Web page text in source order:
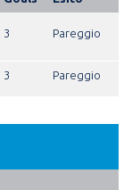
3 Pareggio
3 Pareggio